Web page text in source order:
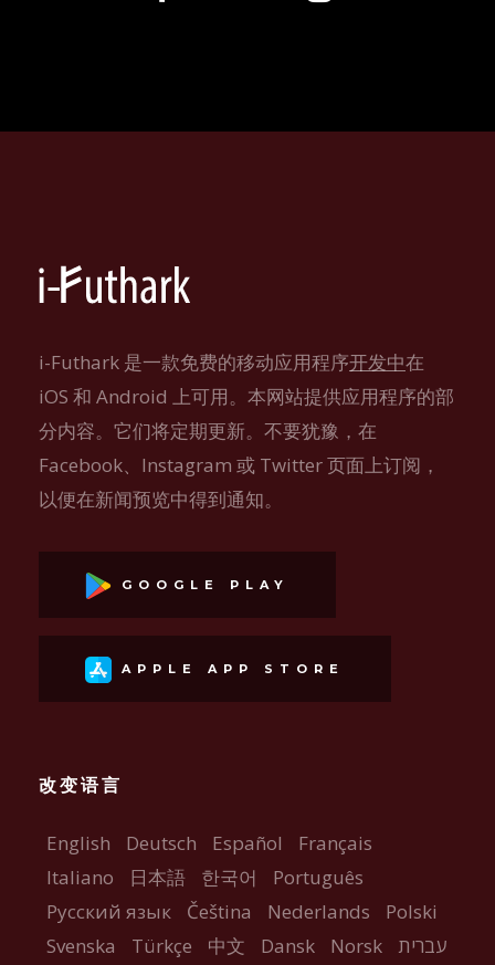
i-Futhark 是一款免费的移动应用程序开发中在
iOS 和 Android 上可用。本网站提供应用程序的部
分内容。它们将定期更新。不要犹豫，在
Facebook、Instagram 或 Twitter 页面上订阅，
以便在新闻预览中得到通知。
GOOGLE PLAY
APPLE APP STORE
改变语言
English Deutsch Español
Français
Italiano
日本語 한국어
Português
Русский язык
Čeština Nederlands
Polski
Svenska
Türkçe 中文 Dansk Norsk
עברית